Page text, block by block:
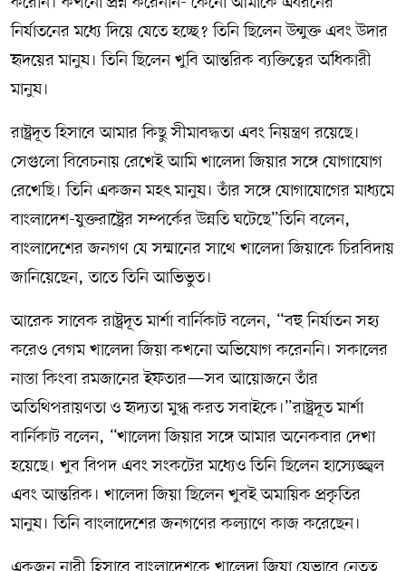
নির্যাতনের মধ্যে দিয়ে যেতে হচ্ছে? তিনি ছিলেন উন্মুক্ত এবং উদার
হৃদয়ের মানুষ। তিনি ছিলেন খুবি আন্তরিক ব্যক্তিত্বের অধিকারী
মানুষ।
রাষ্ট্রদূত হিসাবে আমার কিছু সীমাবদ্ধতা এবং নিয়ন্ত্রণ রয়েছে।
সেগুলো বিবেচনায় রেখেই আমি খালেদা জিয়ার সঙ্গে যোগাযোগ
রেখেছি। তিনি একজন মহৎ মানুষ। তাঁর সঙ্গে যোগাযোগের মাধ্যমে
বাংলাদেশ-যুক্তরাষ্ট্রের সম্পর্কের উন্নতি ঘটেছে”তিনি বলেন,
বাংলাদেশের জনগণ যে সম্মানের সাথে খালেদা জিয়াকে চিরবিদায়
জানিয়েছেন, তাতে তিনি আভিভুত।
আরেক সাবেক রাষ্ট্রদূত মার্শা বার্নিকাট বলেন, “বহু নির্যাতন সহ্য
করেও বেগম খালেদা জিয়া কখনো অভিযোগ করেননি। সকালের
নাস্তা কিংবা রমজানের ইফতার—সব আয়োজনে তাঁর
অতিথিপরায়ণতা ও হৃদ্যতা মুগ্ধ করত সবাইকে।”রাষ্ট্রদূত মার্শা
বার্নিকাট বলেন, “খালেদা জিয়ার সঙ্গে আমার অনেকবার দেখা
হয়েছে। খুব বিপদ এবং সংকটের মধ্যেও তিনি ছিলেন হাস্যেজ্জ্বল
এবং আন্তরিক। খালেদা জিয়া ছিলেন খুবই অমায়িক প্রকৃতির
মানুষ। তিনি বাংলাদেশের জনগণের কল্যাণে কাজ করেছেন।